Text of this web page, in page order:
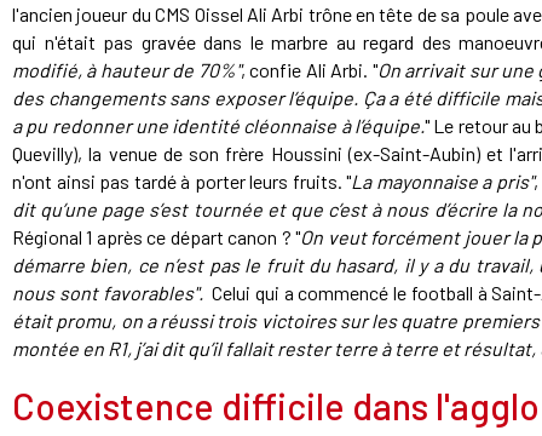
l'ancien joueur du CMS Oissel Ali Arbi trône en tête de sa poule
qui n'était pas gravée dans le marbre au regard des
modifié, à hauteur de 70%", confie Ali Arbi. "On arrivait sur une
des changements sans exposer l’équipe. Ça a été difficile
a pu redonner une identité cléonnaise à l’équipe." Le retour au
Quevilly), la venue de son frère Houssini (ex-Saint-Aubin) et
n'ont ainsi pas tardé à porter leurs fruits. "La mayonnaise a pris",
dit qu’une page s’est tournée et que c’est à nous d’écrire la
Régional 1 après ce départ canon ? "On veut forcément jouer la
démarre bien, ce n’est pas le fruit du hasard, il y a du
nous sont favorables".Celui qui a commencé le football à
était promu, on a réussi trois victoires sur les quatre premiers
montée en R1, j’ai dit qu’il fallait rester terre à terre et
Coexistence difficile dans